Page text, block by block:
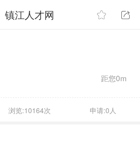
镇江人才网
距您0m
浏览:10164次 申请:0人